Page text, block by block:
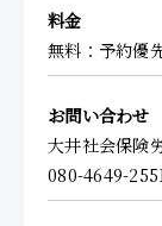
料金
無料：予約優
お問い合わせ
大井社会保険
080-4649-